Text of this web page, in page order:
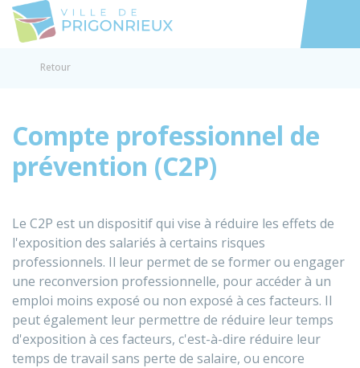
Accéder
Retour
Compte professionnel de
prévention (C2P)
Le C2P est un dispositif qui vise à réduire les effets de
l'exposition des salariés à certains risques
professionnels. Il leur permet de se former ou engager
une reconversion professionnelle, pour accéder à un
emploi moins exposé ou non exposé à ces facteurs. Il
peut également leur permettre de réduire leur temps
d'exposition à ces facteurs, c'est-à-dire réduire leur
temps de travail sans perte de salaire, ou encore